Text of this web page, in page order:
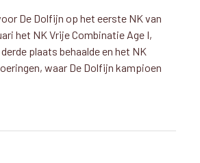
De Dolfijn op het eerste NK van
het NK Vrije Combinatie Age I,
plaats behaalde en het NK
waar De Dolfijn kampioen